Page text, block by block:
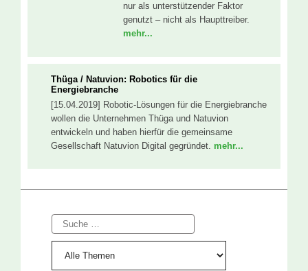
nur als unterstützender Faktor
genutzt – nicht als Haupttreiber.
mehr...
Thüga / Natuvion: Robotics für die
Energiebranche
[15.04.2019] Robotic-Lösungen für die Energiebranche
wollen die Unternehmen Thüga und Natuvion
entwickeln und haben hierfür die gemeinsame
Gesellschaft Natuvion Digital gegründet. mehr...
Suche